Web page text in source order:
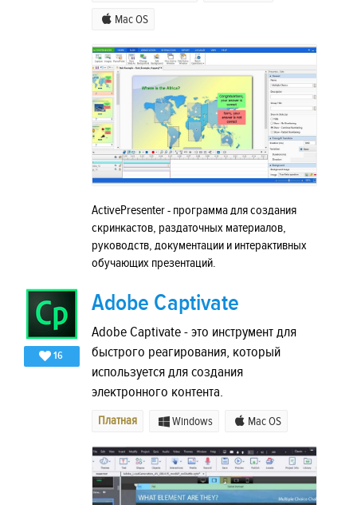
Mac OS
ActivePresenter - программа для создания
скринкастов, раздаточных материалов,
руководств, документации и интерактивных
обучающих презентаций.
16
Adobe Captivate
Adobe Captivate - это инструмент для
быстрого реагирования, который
используется для создания
электронного контента.
Платная Windows Mac OS